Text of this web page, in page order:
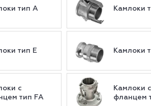
тип A Камлоки
тип E Камлоки
с
тип FA
Камлоки с
фланцем